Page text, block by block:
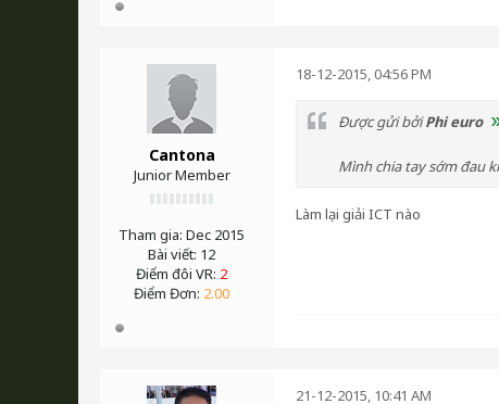
Cantona
Junior Member
Tham gia: Dec 2015
Bài viết: 12
Điểm đôi VR: 2
Điểm Đơn: 2.00
18-12-2015, 04:56 PM
Được gửi bởiPhi euro
Mình chia tay sớm đau
Làm lại giải ICT nào
21-12-2015, 10:41 AM